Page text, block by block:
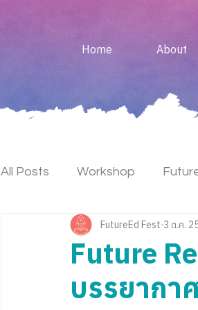
Home About
All Posts Workshop
Keynote Maker Fest
Future
บรรยากา
FutureEd Fest 3 ต.ค.